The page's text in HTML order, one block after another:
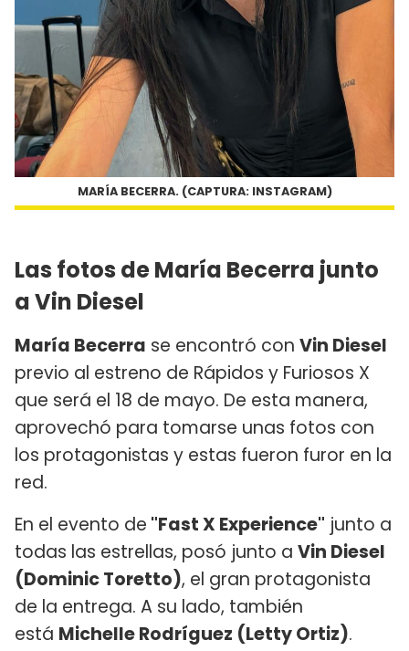
MARÍA BECERRA. (CAPTURA: INSTAGRAM)
Las fotos de María Becerra junto
a Vin Diesel
María Becerra se encontró con Vin Diesel
previo al estreno de Rápidos y Furiosos X
que será el 18 de mayo. De esta manera,
aprovechó para tomarse unas fotos con
los protagonistas y estas fueron furor en la
red.
En el evento de "Fast X Experience" junto a
todas las estrellas, posó junto a Vin Diesel
(Dominic Toretto), el gran protagonista
de la entrega. A su lado, también
está Michelle Rodríguez (Letty Ortiz).